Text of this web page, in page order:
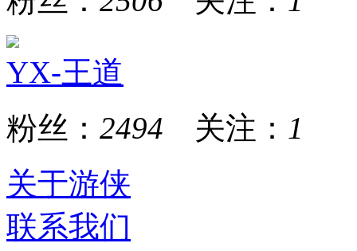
YX-王道
粉丝： 2494 关注： 1
关于游侠
联系我们